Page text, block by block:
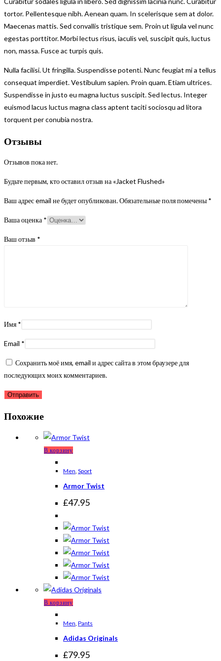
tortor. Pellentesque nibh. Aenean quam. In scelerisque sem at dolor.
Maecenas mattis. Sed convallis tristique sem. Proin ut ligula vel nunc
egestas porttitor. Morbi lectus risus, iaculis vel, suscipit quis, luctus
non, massa. Fusce ac turpis quis.
Nulla facilisi. Ut fringilla. Suspendisse potenti. Nunc feugiat mi a tellus
consequat imperdiet. Vestibulum sapien. Proin quam. Etiam ultrices.
Suspendisse in justo eu magna luctus suscipit. Sed lectus. Integer
euismod lacus luctus magna class aptent taciti sociosqu ad litora
torquent per conubia nostra.
Отзывы
Отзывов пока нет.
Будьте первым, кто оставил отзыв на «Jacket Flushed»
Ваш адрес email не будет опубликован.Обязательные поля помечены *
Ваша оценка *
Ваш отзыв *
Имя *
Email *
Сохранить моё имя, email и адрес сайта в этом браузере для
последующих моих комментариев.
Похожие
В корзину
Men Sport
Armor Twist
£47.95
В корзину
Men Pants
Adidas Originals
£79.95